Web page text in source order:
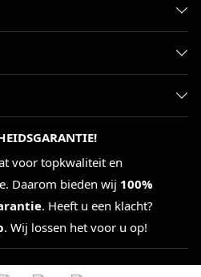
voor topkwaliteit en
Daarom bieden wij 100%
. Heeft u een klacht?
. Wij lossen het voor u op!